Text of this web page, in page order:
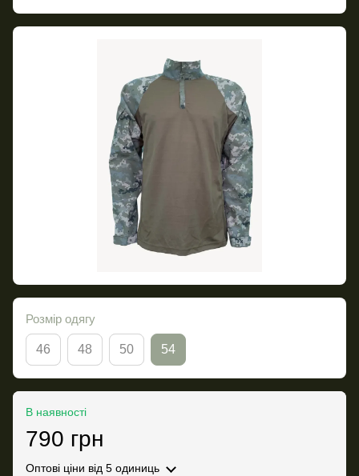
Розмір одягу
46 48 50 54
В наявності
790 грн
Оптові ціни від 5 одиниць